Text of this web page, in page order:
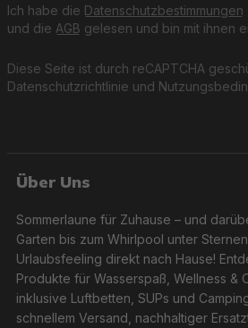
Diese Seite ist durch reCAPTCHA
Datenschutzrichtlinie und
Ich habe die Datenschutzbestimmungen
und die AGB gelesen und bin mit ihnen
Über Uns
Sommerlaune für Zuhause – und
Garten bis zum Whirlpool unter
Urlaubsfeeling direkt nach Hause!
Produkte für Wasserspaß, Wellness &
inklusive Luftbetten, SUPs und
schnellem Versand, nachhaltiger